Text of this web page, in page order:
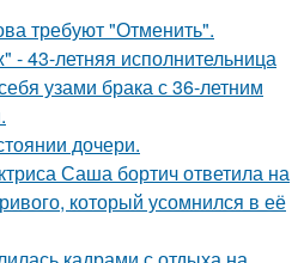
требуют "Отменить".
43-летняя исполнительница
узами брака с 36-летним
дочери.
Саша бортич ответила на
который усомнился в её